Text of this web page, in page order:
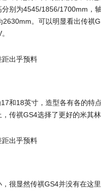
别为4545/1856/1700mm，
。可以明显看出传祺
和18英寸，造型各有各的特
传祺GS4选择了更好的米其
很显然传祺GS4并没有在这